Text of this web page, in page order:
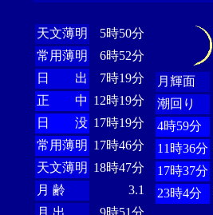
天文薄明
5時50分
常用薄明
6時52分
日 出
7時19分
正 中 12時19分
日 没 17時19分
常用薄明 17時46分
天文薄明 18時47分
月 齢
3.1
月 出
9時51分
月輝面
潮回り
4時59分
11時36分
17時37分
23時4分